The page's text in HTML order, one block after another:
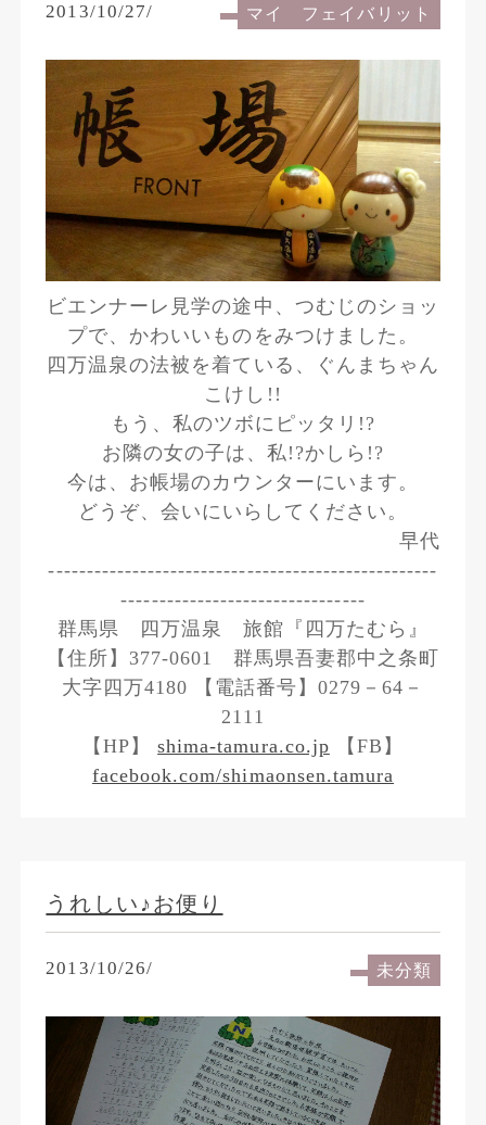
2013/10/27/ マイ フェイバリット
ビエンナーレ見学の途中、つむじのショッ
プで、かわいいものをみつけました。
四万温泉の法被を着ている、ぐんまちゃん
こけし!!
もう、私のツボにピッタリ!?
お隣の女の子は、私!?かしら!?
今は、お帳場のカウンターにいます。
どうぞ、会いにいらしてください。
早代
---------------------------------------------------
--------------------------------
群馬県 四万温泉 旅館『四万たむら』
【住所】377-0601 群馬県吾妻郡中之条町
大字四万4180 【電話番号】0279－64－
2111
【HP】shima-tamura.co.jp 【FB】
facebook.com/shimaonsen.tamura
うれしい♪お便り
2013/10/26/ 未分類